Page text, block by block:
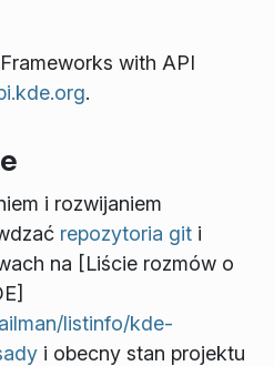
with API
.
i rozwijaniem
repozytoria giti
na [Liście rozmów o
listinfo/kde-
i obecny stan projektu